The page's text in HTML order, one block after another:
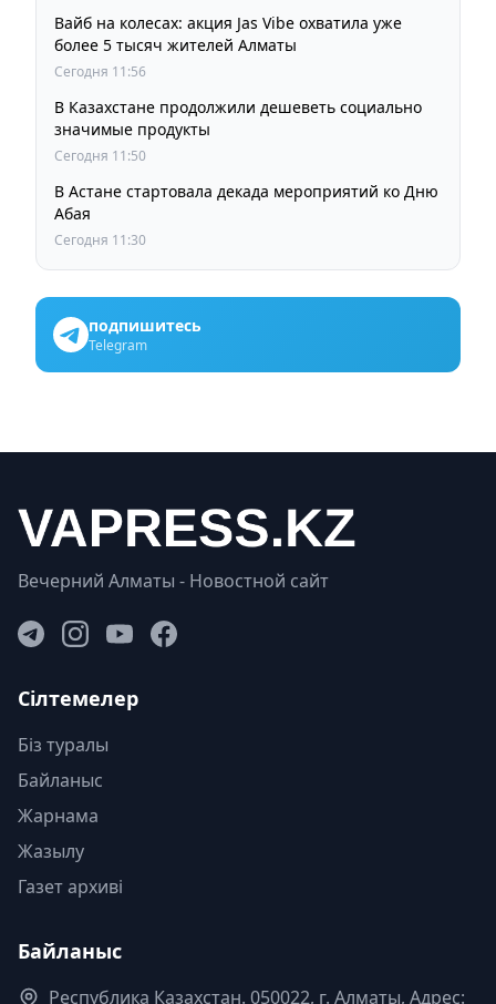
Вайб на колесах: акция Jas Vibe охватила уже
более 5 тысяч жителей Алматы
Сегодня 11:56
В Казахстане продолжили дешеветь социально
значимые продукты
Сегодня 11:50
В Астане стартовала декада мероприятий ко Дню
Абая
Сегодня 11:30
подпишитесь
Telegram
Вечерний Алматы - Новостной сайт
Сілтемелер
Біз туралы
Байланыс
Жарнама
Жазылу
Газет архиві
Байланыс
Республика Казахстан. 050022, г. Алматы, Адрес: